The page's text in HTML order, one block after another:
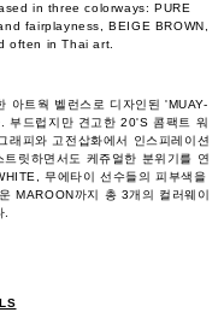
in three colorways: PURE
fairplayness, BEIGE BROWN,
often in Thai art.
아트웍 벨런스로 디자인된 'MUAY-
부드럽지만 견고한 20'S 콤팩트 워
래피와 고전삽화에서 인스피레이션
릿하면서도 케쥬얼한 분위기를 연
무에타이 선수들의 피부색을
MAROON까지 총 3개의 컬러웨이